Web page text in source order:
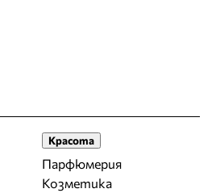
Красота
Парфюмерия
Козметика